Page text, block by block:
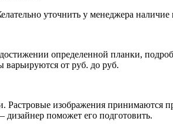
уточнить у менеджера наличие
определенной планки,
от руб. до руб.
изображения принимаются
дизайнер поможет его подготовить.